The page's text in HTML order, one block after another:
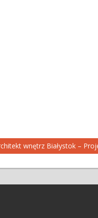
wnętrz Białystok –